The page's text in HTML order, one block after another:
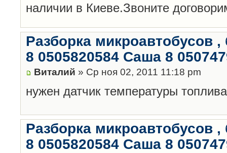
наличии в Киеве.Звоните
Разборка микроавтобусов
8 0505820584 Саша 8
Виталий » Ср ноя 02, 2011 11:18 pm
нужен датчик температуры
Разборка микроавтобусов
8 0505820584 Саша 8